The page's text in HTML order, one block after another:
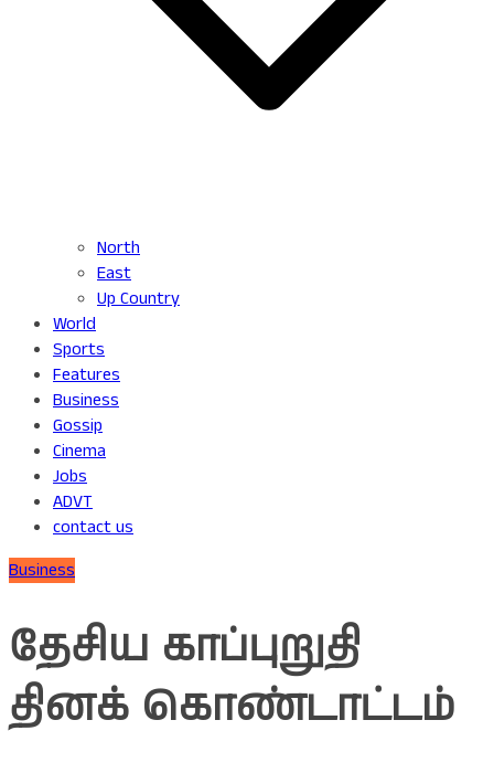
North
East
Up Country
World
Sports
Features
Business
Gossip
Cinema
Jobs
ADVT
contact us
Business
தேசிய காப்புறுதி
தினக் கொண்டாட்டம்